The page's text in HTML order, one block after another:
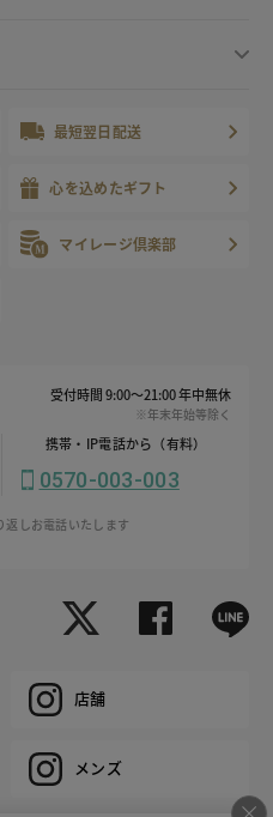
最短翌日配送
心を込めたギフト
マイレージ倶楽部
受付時間 9:00～21:00 年中無休
※年末年始等除く
携帯・IP電話から（有料）
0570-003-003
しお電話いたします
店舗
メンズ